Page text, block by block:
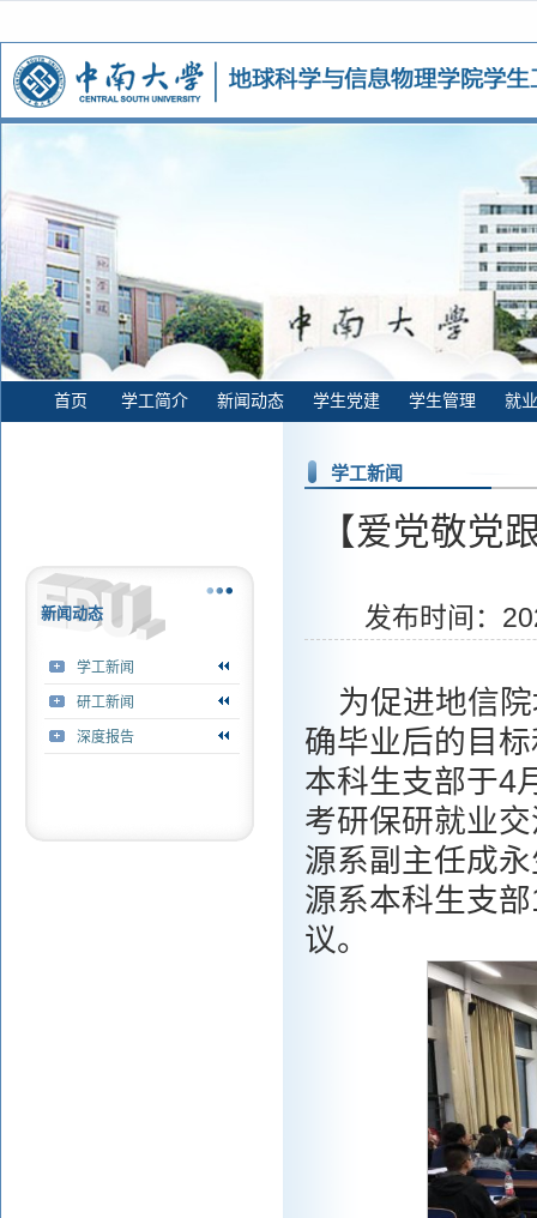
首页 学工简介 新闻动态 学生党建 学生管理 就
新闻动态
学工新闻
研工新闻
深度报告
学工新闻
【爱党敬党
发布时间：
为促进地信
确毕业后的目
本科生支部于4
考研保研就业
源系副主任成
源系本科生支
议。